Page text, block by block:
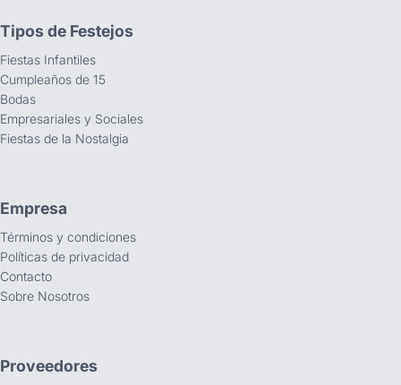
Tipos de Festejos
Fiestas Infantiles
Cumpleaños de 15
Bodas
Empresariales y Sociales
Fiestas de la Nostalgia
Empresa
Términos y condiciones
Políticas de privacidad
Contacto
Sobre Nosotros
Proveedores